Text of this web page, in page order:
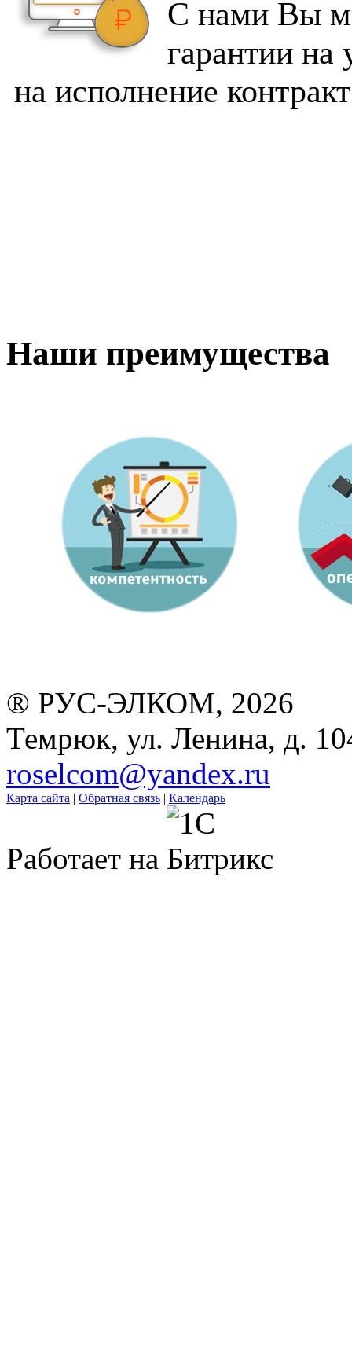
С нами Вы
гарантии на
на исполнение
Наши преимущества
® РУС-ЭЛКОМ, 2026
Темрюк, ул. Ленина, д.
roselcom@yandex.ru
Карта сайта | Обратная связь | Календарь
Работает на